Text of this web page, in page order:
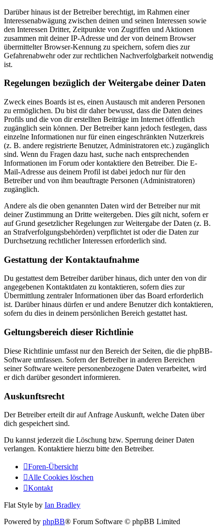
Darüber hinaus ist der Betreiber berechtigt, im Rahmen einer
Interessenabwägung zwischen deinen und seinen Interessen sowie
den Interessen Dritter, Zeitpunkte von Zugriffen und Aktionen
zusammen mit deiner IP-Adresse und der von deinem Browser
übermittelter Browser-Kennung zu speichern, sofern dies zur
Gefahrenabwehr oder zur rechtlichen Nachverfolgbarkeit notwendig
ist.
Regelungen bezüglich der Weitergabe deiner Daten
Zweck eines Boards ist es, einen Austausch mit anderen Personen
zu ermöglichen. Du bist dir daher bewusst, dass die Daten deines
Profils und die von dir erstellten Beiträge im Internet öffentlich
zugänglich sein können. Der Betreiber kann jedoch festlegen, dass
einzelne Informationen nur für einen eingeschränkten Nutzerkreis
(z. B. andere registrierte Benutzer, Administratoren etc.) zugänglich
sind. Wenn du Fragen dazu hast, suche nach entsprechenden
Informationen im Forum oder kontaktiere den Betreiber. Die E-
Mail-Adresse aus deinem Profil ist dabei jedoch nur für den
Betreiber und von ihm beauftragte Personen (Administratoren)
zugänglich.
Andere als die oben genannten Daten wird der Betreiber nur mit
deiner Zustimmung an Dritte weitergeben. Dies gilt nicht, sofern er
auf Grund gesetzlicher Regelungen zur Weitergabe der Daten (z. B.
an Strafverfolgungsbehörden) verpflichtet ist oder die Daten zur
Durchsetzung rechtlicher Interessen erforderlich sind.
Gestattung der Kontaktaufnahme
Du gestattest dem Betreiber darüber hinaus, dich unter den von dir
angegebenen Kontaktdaten zu kontaktieren, sofern dies zur
Übermittlung zentraler Informationen über das Board erforderlich
ist. Darüber hinaus dürfen er und andere Benutzer dich kontaktieren,
sofern du dies in deinem persönlichen Bereich gestattet hast.
Geltungsbereich dieser Richtlinie
Diese Richtlinie umfasst nur den Bereich der Seiten, die die phpBB-
Software umfassen. Sofern der Betreiber in anderen Bereichen
seiner Software weitere personenbezogene Daten verarbeitet, wird
er dich darüber gesondert informieren.
Auskunftsrecht
Der Betreiber erteilt dir auf Anfrage Auskunft, welche Daten über
dich gespeichert sind.
Du kannst jederzeit die Löschung bzw. Sperrung deiner Daten
verlangen. Kontaktiere hierzu bitte den Betreiber.
Foren-Übersicht
Alle Cookies löschen
Kontakt
Flat Style by Ian Bradley
Powered by phpBB® Forum Software © phpBB Limited